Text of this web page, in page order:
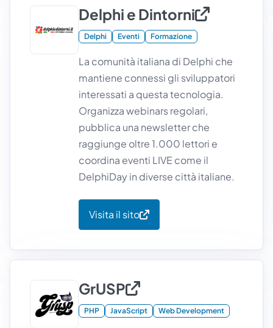
Delphi e Dintorni
Delphi Eventi Formazione
La comunità italiana di Delphi che
mantiene connessi gli sviluppatori
interessati a questa tecnologia.
Organizza webinars regolari,
pubblica una newsletter che
raggiunge oltre 1.000 lettori e
coordina eventi LIVE come il
DelphiDay in diverse città italiane.
Visita il sito
GrUSP
PHP JavaScript Web Development